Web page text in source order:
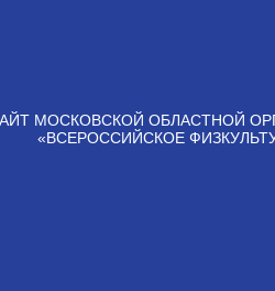
МОСКОВСКОЙ ОБЛАСТНОЙ
«ВСЕРОССИЙСКОЕ